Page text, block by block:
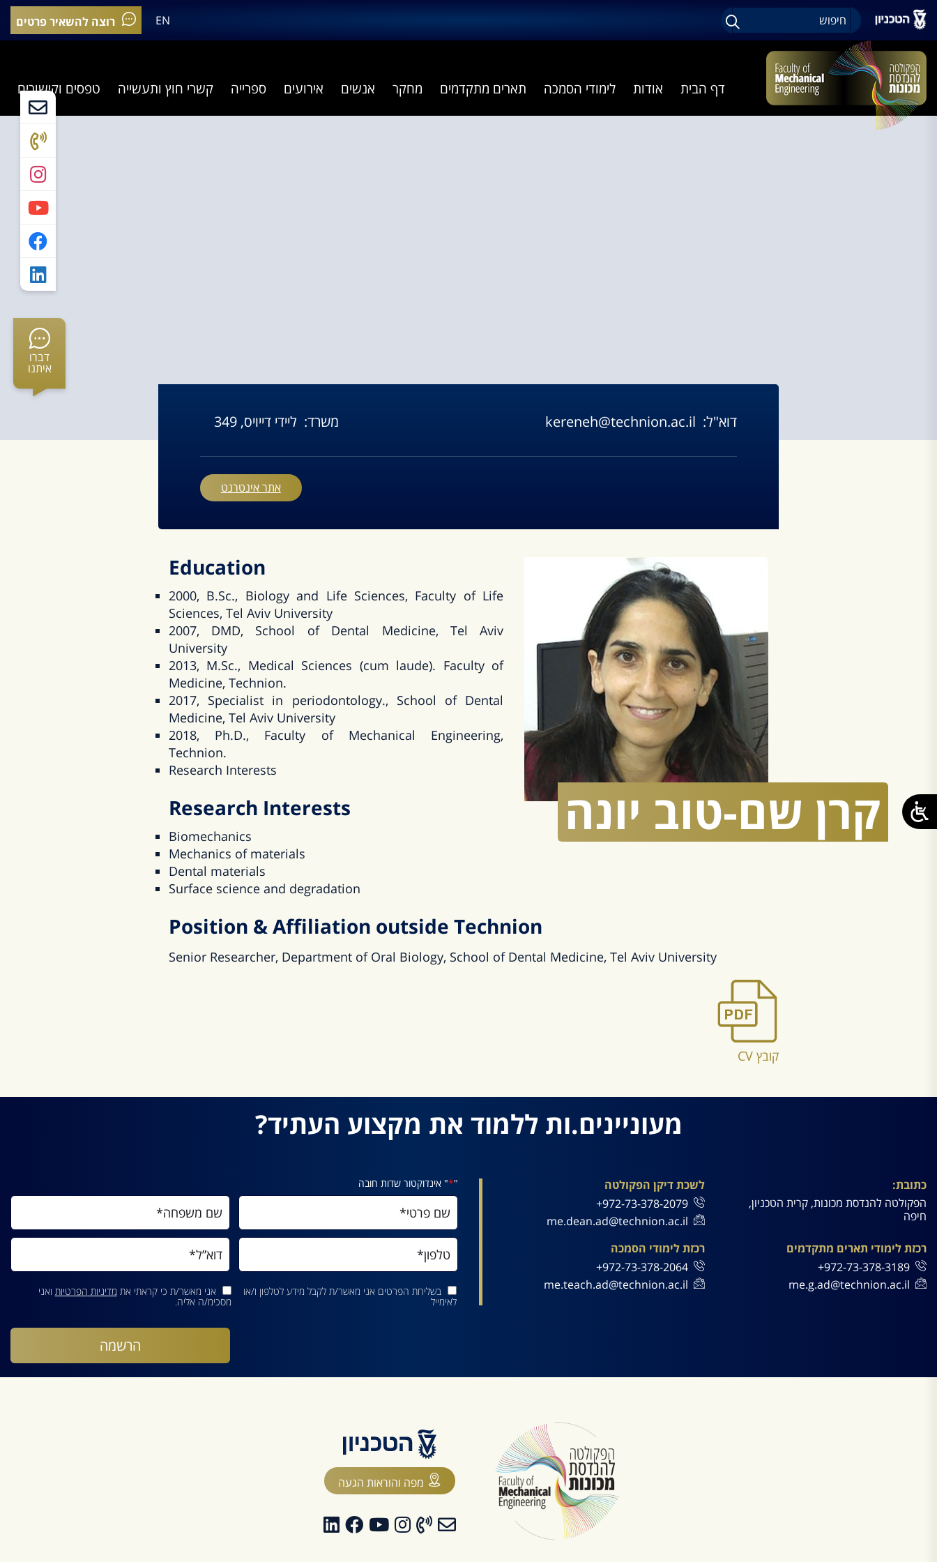
EN רוצה להשאיר פרטים
דף הבית אודות לימודי הסמכה תארים מתקדמים מחקר אנשים אירועים ספרייה קשרי חוץ ותעשייה טפסים וקישורים
דברו
איתנו
קרן שם-טוב יונה
דוא"ל: kereneh@technion.ac.il משרד: ליידי דייויס, 349
אתר אינטרנט
Education
2000, B.Sc., Biology and Life Sciences, Faculty of Life
Sciences, Tel Aviv University
2007, DMD, School of Dental Medicine, Tel Aviv
University
2013, M.Sc., Medical Sciences (cum laude). Faculty of
Medicine, Technion.
2017, Specialist in periodontology., School of Dental
Medicine, Tel Aviv University
2018, Ph.D., Faculty of Mechanical Engineering,
Technion.
Research Interests
Research Interests
Biomechanics
Mechanics of materials
Dental materials
Surface science and degradation
Position & Affiliation outside Technion
Senior Researcher, Department of Oral Biology, School of Dental Medicine, Tel Aviv University
קובץ CV
מעוניינים.ות ללמוד את מקצוע העתיד?
כתובת:
הפקולטה להנדסת מכונות, קרית הטכניון,
חיפה
לשכת דיקן הפקולטה
972-73-378-2079+
me.dean.ad@technion.ac.il
רכזת לימודי תארים מתקדמים
972-73-378-3189+
me.g.ad@technion.ac.il
רכזת לימודי הסמכה
972-73-378-2064+
me.teach.ad@technion.ac.il
"
*" אינדוקטור שדות חובה
בשליחת הפרטים אני מאשר/ת לקבל מידע לטלפון ו/או
לאימייל
אני מאשר/ת כי קראתי את מדיניות הפרטיות ואני
מסכימ/ה אליה.
מפה והוראות הגעה